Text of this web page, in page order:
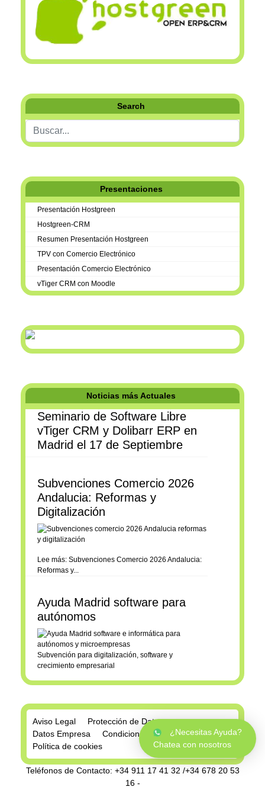
Search
Buscar...
Presentaciones
Presentación Hostgreen
Hostgreen-CRM
Resumen Presentación Hostgreen
TPV con Comercio Electrónico
Presentación Comercio Electrónico
vTiger CRM con Moodle
Noticias más Actuales
Seminario de Software Libre
vTiger CRM y Dolibarr ERP en
Madrid el 17 de Septiembre
Subvenciones Comercio 2026
Andalucia: Reformas y
Digitalización
Lee más: Subvenciones Comercio 2026 Andalucia:
Reformas y...
Ayuda Madrid software para
autónomos
Subvención para digitalización, software y
crecimiento empresarial
¿Necesitas Ayuda?
Chatea con nosotros
Aviso Legal
Protección de Datos
Datos Empresa
Condiciones de Compra
Política de cookies
Teléfonos de Contacto: +34 911 17 41 32 /+34 678 20 53
16 -